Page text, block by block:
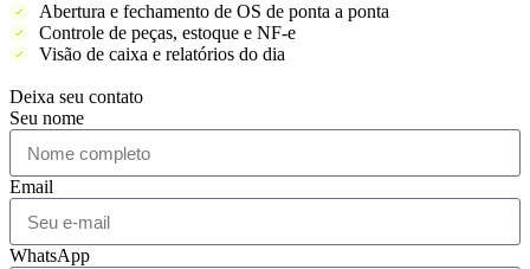
Abertura e fechamento de OS de ponta a ponta
Controle de peças, estoque e NF-e
Visão de caixa e relatórios do dia
Deixa seu contato
Seu nome
Email
WhatsApp